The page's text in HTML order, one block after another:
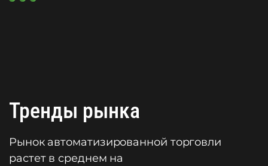
Тренды рынка
Рынок автоматизированной торговли
растет в среднем на